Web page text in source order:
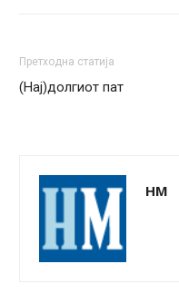
Претходна статија
(Нај)долгиот пат
НМ